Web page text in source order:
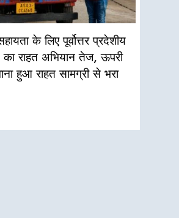
के लिए पूर्वोत्तर प्रदेशीय
का राहत अभियान तेज, ऊपरी
हुआ राहत सामग्री से भरा